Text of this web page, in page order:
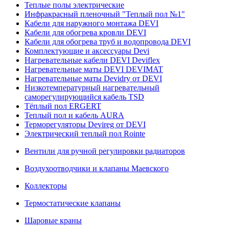
Теплые полы электрические
Инфракрасный пленочный "Теплый пол №1"
Кабели для наружного монтажа DEVI
Кабели для обогрева кровли DEVI
Кабели для обогрева труб и водопровода DEVI
Комплектующие и аксессуары Devi
Нагревательные кабели DEVI Deviflex
Нагревательные маты DEVI DEVIMAT
Нагревательные маты Devidry от DEVI
Низкотемпературный нагревательный
саморегулирующийся кабель TSD
Тёплый пол ERGERT
Теплый пол и кабель AURA
Терморегуляторы Devireg от DEVI
Электрический теплый пол Rointe
Вентили для ручной регулировки радиаторов
Воздухоотводчики и клапаны Маевского
Коллекторы
Термостатические клапаны
Шаровые краны